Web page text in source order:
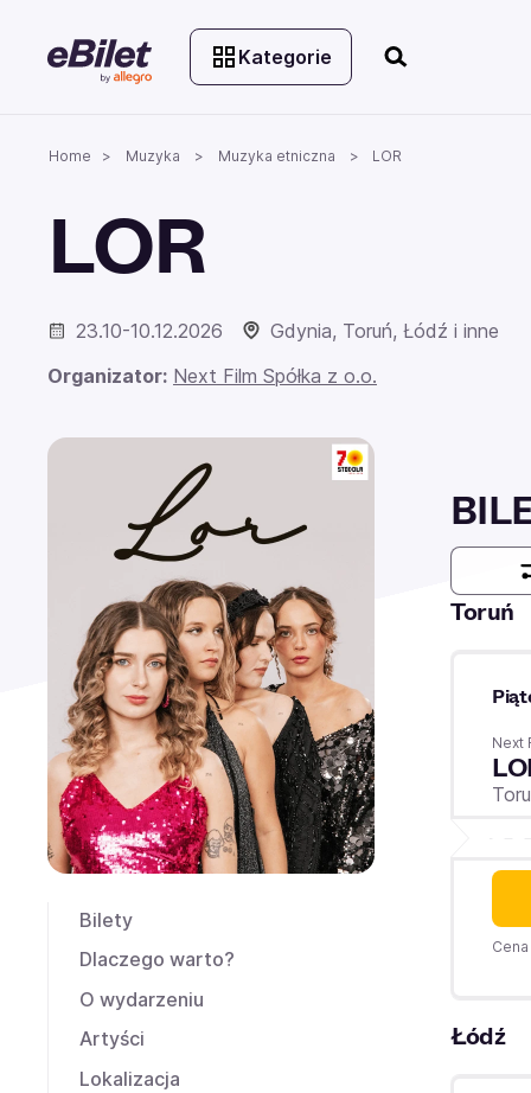
Kategorie
Home Muzyka Muzyka etniczna LOR
LOR
23.10-10.12.2026
Gdynia, Toruń, Łódź i inne
Organizator: Next Film Spółka z o.o.
Bilety
Dlaczego warto?
O wydarzeniu
Artyści
Lokalizacja
Toruń
Next
Łódź